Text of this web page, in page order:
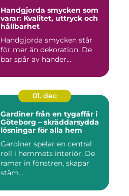
Handgjorda smycken som
varar: Kvalitet, uttryck och
hållbarhet
Handgjorda smycken står
för mer än dekoration. De
bär spår av händer...
01. dec
Gardiner från en tygaffär i
Göteborg – skräddarsydda
lösningar för alla hem
Gardiner spelar en central
roll i hemmets interiör. De
ramar in fönstren, skapar
stäm...